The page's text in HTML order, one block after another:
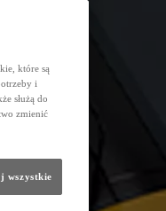
które są
i
służą do
zmienić
wszystkie